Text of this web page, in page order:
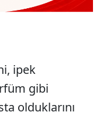
ipek
gibi
olduklarını